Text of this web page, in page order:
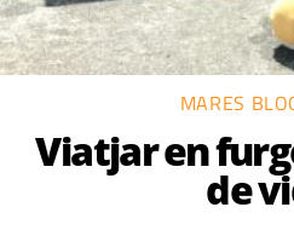
MARES
Viatjar en
de